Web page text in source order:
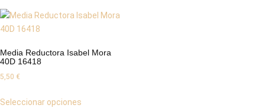
Media Reductora Isabel Mora
40D 16418
5,50 €
Seleccionar opciones